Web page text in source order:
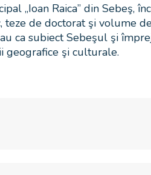
„Ioan Raica” din Sebeş,
de doctorat şi volume
ca subiect Sebeşul şi
geografice şi culturale.